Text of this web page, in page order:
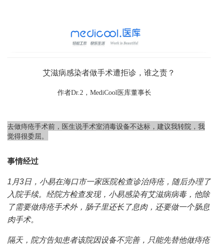
艾滋病感染者做手术遭拒诊，谁之责？
作者Dr.2，MediCool医库董事长
去做痔疮手术前，医生说手术室消毒设备不达标，建议我转院，我
觉得很委屈。
事情经过
1月3日，小易在海口市一家医院检查诊治痔疮，随后办理了
入院手续。经院方检查发现，小易感染有艾滋病病毒，他除
了需要做痔疮手术外，肠子里还长了息肉，还要做一个肠息
肉手术。
隔天，院方告知患者该院因设备不完善，只能先替他做痔疮